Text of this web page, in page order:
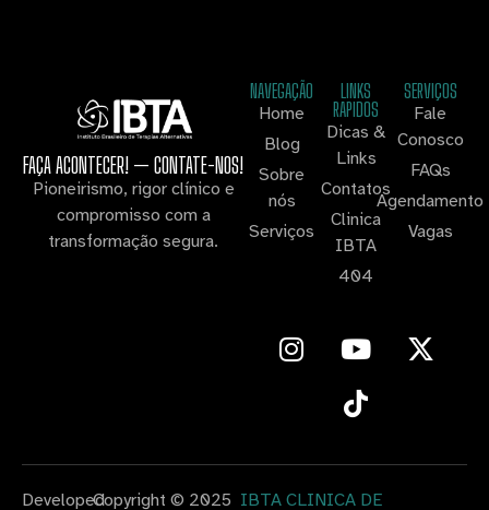
FAÇA ACONTECER! — CONTATE-NOS!
Pioneirismo, rigor clínico e
compromisso com a
transformação segura.
NAVEGAÇÃO
Home
Blog
Sobre
nós
Serviços
LINKS
RAPIDOS
Dicas &
Links
Contatos
Clinica
IBTA
404
SERVIÇOS
Fale
Conosco
FAQs
Agendamento
Vagas
DevelopedCopyright © 2025 IBTA CLINICA DE